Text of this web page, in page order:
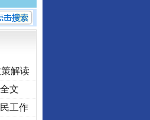
解读
文
工作